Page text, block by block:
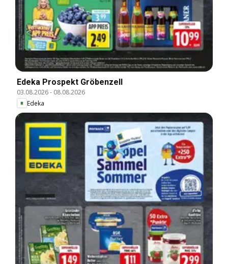
Edeka Prospekt Gröbenzell
03.08.2026- 08.08.2026
Edeka